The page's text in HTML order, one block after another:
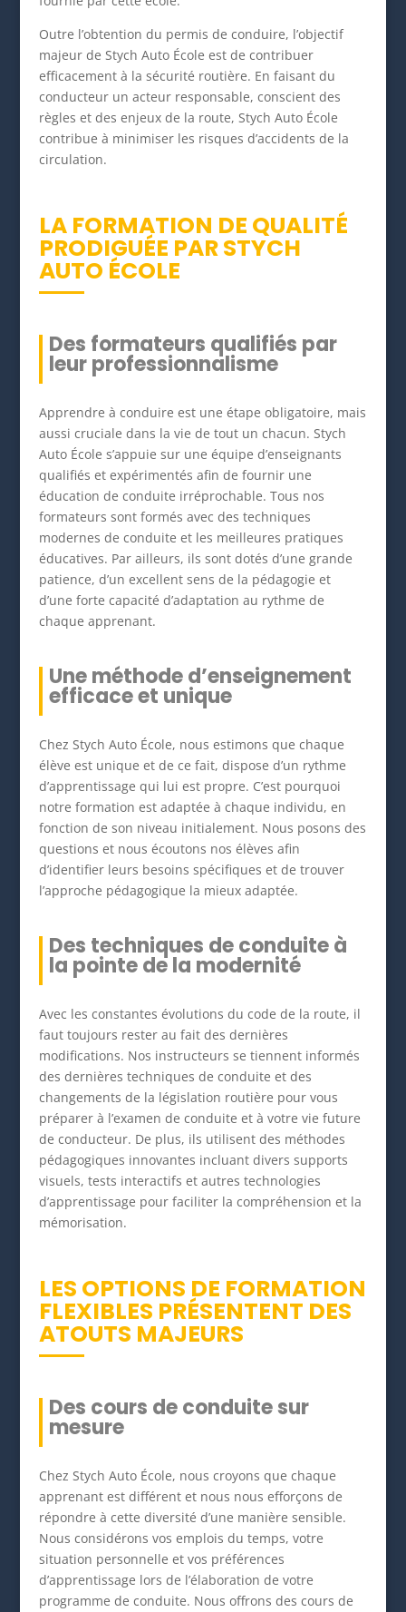
Outre l’obtention du permis de conduire, l’objectif
majeur de Stych Auto École est de contribuer
efficacement à la sécurité routière. En faisant du
conducteur un acteur responsable, conscient des
règles et des enjeux de la route, Stych Auto École
contribue à minimiser les risques d’accidents de la
circulation.
LA FORMATION DE QUALITÉ
PRODIGUÉE PAR STYCH
AUTO ÉCOLE
Des formateurs qualifiés par
leur professionnalisme
Apprendre à conduire est une étape obligatoire, mais
aussi cruciale dans la vie de tout un chacun. Stych
Auto École s’appuie sur une équipe d’enseignants
qualifiés et expérimentés afin de fournir une
éducation de conduite irréprochable. Tous nos
formateurs sont formés avec des techniques
modernes de conduite et les meilleures pratiques
éducatives. Par ailleurs, ils sont dotés d’une grande
patience, d’un excellent sens de la pédagogie et
d’une forte capacité d’adaptation au rythme de
chaque apprenant.
Une méthode d’enseignement
efficace et unique
Chez Stych Auto École, nous estimons que chaque
élève est unique et de ce fait, dispose d’un rythme
d’apprentissage qui lui est propre. C’est pourquoi
notre formation est adaptée à chaque individu, en
fonction de son niveau initialement. Nous posons des
questions et nous écoutons nos élèves afin
d’identifier leurs besoins spécifiques et de trouver
l’approche pédagogique la mieux adaptée.
Des techniques de conduite à
la pointe de la modernité
Avec les constantes évolutions du code de la route, il
faut toujours rester au fait des dernières
modifications. Nos instructeurs se tiennent informés
des dernières techniques de conduite et des
changements de la législation routière pour vous
préparer à l’examen de conduite et à votre vie future
de conducteur. De plus, ils utilisent des méthodes
pédagogiques innovantes incluant divers supports
visuels, tests interactifs et autres technologies
d’apprentissage pour faciliter la compréhension et la
mémorisation.
LES OPTIONS DE FORMATION
FLEXIBLES PRÉSENTENT DES
ATOUTS MAJEURS
Des cours de conduite sur
mesure
Chez Stych Auto École, nous croyons que chaque
apprenant est différent et nous nous efforçons de
répondre à cette diversité d’une manière sensible.
Nous considérons vos emplois du temps, votre
situation personnelle et vos préférences
d’apprentissage lors de l’élaboration de votre
programme de conduite. Nous offrons des cours de